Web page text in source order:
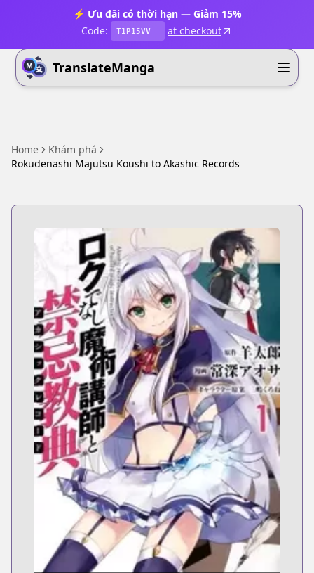
⚡ Ưu đãi có thời hạn — Giảm 15%
Code:
T1P15VV at checkout
TranslateManga
Home
Khám phá
Rokudenashi Majutsu Koushi to Akashic Records